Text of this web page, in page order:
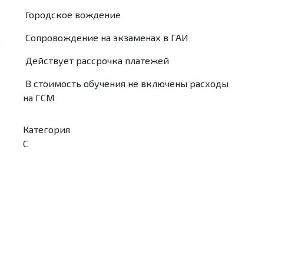
Городское вождение
Сопровождение на экзаменах в ГАИ
Действует рассрочка платежей
В стоимость обучения не включены расходы
на ГСМ
Категория
C